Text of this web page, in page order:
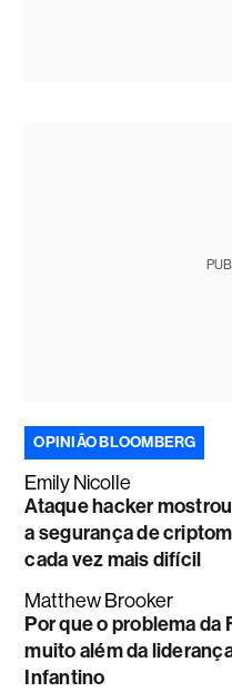
OPINIÃO BLOOMBERG
Emily Nicolle
Ataque hacker
a segurança de
cada vez mais difícil
Matthew Brooker
Por que o problema da
muito além da
Infantino